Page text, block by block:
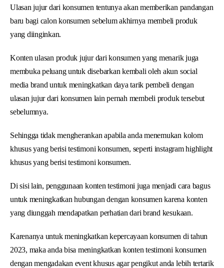
Ulasan jujur dari konsumen tentunya akan memberikan pandangan
baru bagi calon konsumen sebelum akhirnya membeli produk
yang diinginkan.
Konten ulasan produk jujur dari konsumen yang menarik juga
membuka peluang untuk disebarkan kembali oleh akun social
media brand untuk meningkatkan daya tarik pembeli dengan
ulasan jujur dari konsumen lain pernah membeli produk tersebut
sebelumnya.
Sehingga tidak mengherankan apabila anda menemukan kolom
khusus yang berisi testimoni konsumen, seperti instagram highlight
khusus yang berisi testimoni konsumen.
Di sisi lain, penggunaan konten testimoni juga menjadi cara bagus
untuk meningkatkan hubungan dengan konsumen karena konten
yang diunggah mendapatkan perhatian dari brand kesukaan.
Karenanya untuk meningkatkan kepercayaan konsumen di tahun
2023, maka anda bisa meningkatkan konten testimoni konsumen
dengan mengadakan event khusus agar pengikut anda lebih tertarik